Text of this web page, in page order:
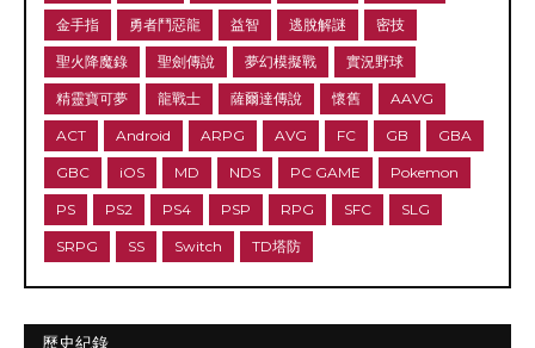
金手指 勇者鬥惡龍 益智 逃脫解謎 密技
聖火降魔錄 聖劍傳說 夢幻模擬戰 實況野球
精靈寶可夢 龍戰士 薩爾達傳說 懷舊 AAVG
ACT Android ARPG AVG FC GB GBA
GBC iOS MD NDS PC GAME Pokemon
PS PS2 PS4 PSP RPG SFC SLG
SRPG SS Switch TD塔防
歷史紀錄